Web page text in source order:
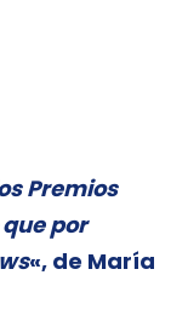
Premios
por
«, de María